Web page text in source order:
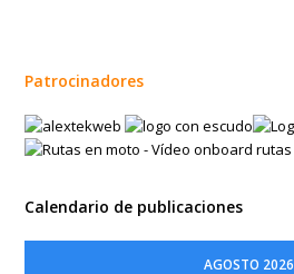
Patrocinadores
Calendario de publicaciones
AGOSTO 2026